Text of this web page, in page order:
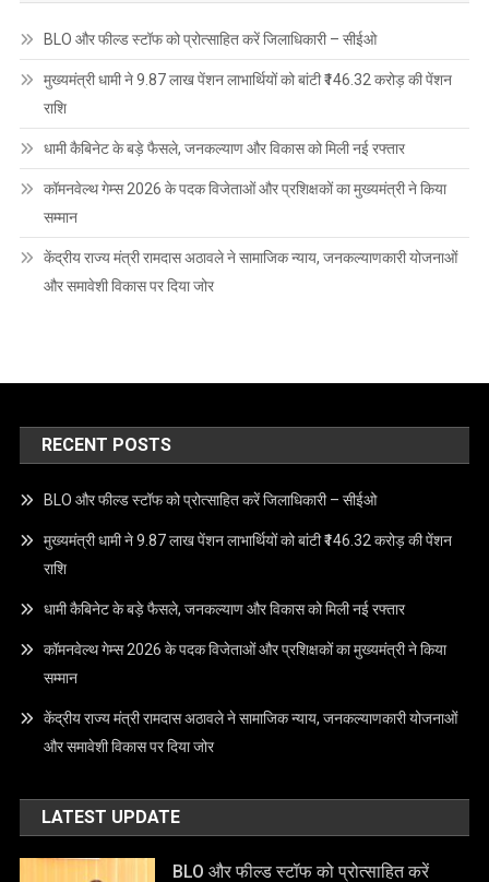
BLO और फील्ड स्टॉफ को प्रोत्साहित करें जिलाधिकारी – सीईओ
मुख्यमंत्री धामी ने 9.87 लाख पेंशन लाभार्थियों को बांटी ₹146.32 करोड़ की पेंशन
राशि
धामी कैबिनेट के बड़े फैसले, जनकल्याण और विकास को मिली नई रफ्तार
कॉमनवेल्थ गेम्स 2026 के पदक विजेताओं और प्रशिक्षकों का मुख्यमंत्री ने किया
सम्मान
केंद्रीय राज्य मंत्री रामदास अठावले ने सामाजिक न्याय, जनकल्याणकारी योजनाओं
और समावेशी विकास पर दिया जोर
RECENT POSTS
BLO और फील्ड स्टॉफ को प्रोत्साहित करें जिलाधिकारी – सीईओ
मुख्यमंत्री धामी ने 9.87 लाख पेंशन लाभार्थियों को बांटी ₹146.32 करोड़ की पेंशन
राशि
धामी कैबिनेट के बड़े फैसले, जनकल्याण और विकास को मिली नई रफ्तार
कॉमनवेल्थ गेम्स 2026 के पदक विजेताओं और प्रशिक्षकों का मुख्यमंत्री ने किया
सम्मान
केंद्रीय राज्य मंत्री रामदास अठावले ने सामाजिक न्याय, जनकल्याणकारी योजनाओं
और समावेशी विकास पर दिया जोर
LATEST UPDATE
BLO और फील्ड स्टॉफ को प्रोत्साहित करें